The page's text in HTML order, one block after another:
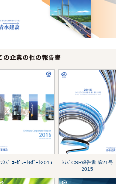
ｼﾐｽﾞ ｺｰﾎﾟﾚｰﾄﾚﾎﾟｰﾄ2016
ｼﾐｽﾞCSR報告書 第21号
2015